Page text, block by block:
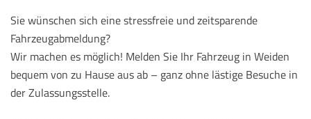
Sie wünschen sich eine stressfreie und zeitsparende
Fahrzeugabmeldung?
Wir machen es möglich! Melden Sie Ihr Fahrzeug in Weiden
bequem von zu Hause aus ab – ganz ohne lästige Besuche in
der Zulassungsstelle.